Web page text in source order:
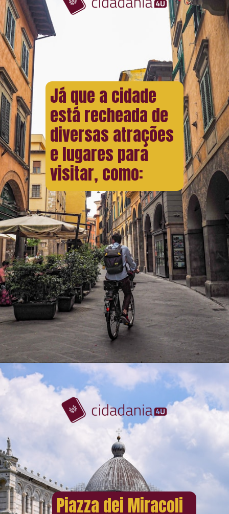
Já que a cidade
está recheada de
diversas atrações
e lugares para
visitar, como:
Piazza dei Miracoli